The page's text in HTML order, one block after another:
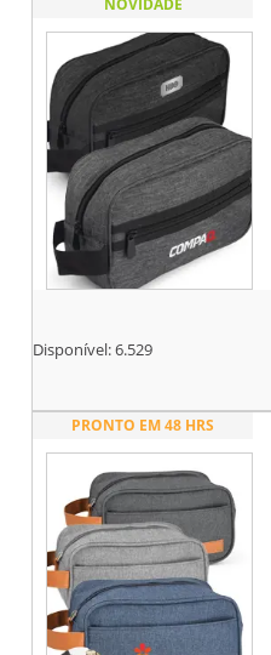
NOVIDADE
Disponível:6.529
PRONTO EM 48 HRS